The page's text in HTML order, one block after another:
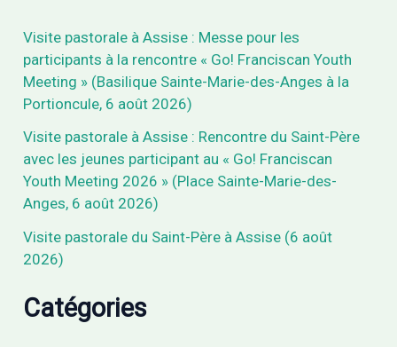
Visite pastorale à Assise : Messe pour les
participants à la rencontre « Go! Franciscan Youth
Meeting » (Basilique Sainte-Marie-des-Anges à la
Portioncule, 6 août 2026)
Visite pastorale à Assise : Rencontre du Saint-Père
avec les jeunes participant au « Go! Franciscan
Youth Meeting 2026 » (Place Sainte-Marie-des-
Anges, 6 août 2026)
Visite pastorale du Saint-Père à Assise (6 août
2026)
Catégories